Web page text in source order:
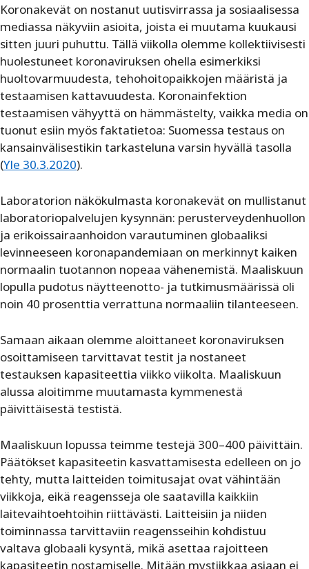
Koronakevät on nostanut uutisvirrassa ja sosiaalisessa
mediassa näkyviin asioita, joista ei muutama kuukausi
sitten juuri puhuttu. Tällä viikolla olemme kollektiivisesti
huolestuneet koronaviruksen ohella esimerkiksi
huoltovarmuudesta, tehohoitopaikkojen määristä ja
testaamisen kattavuudesta. Koronainfektion
testaamisen vähyyttä on hämmästelty, vaikka media on
tuonut esiin myös faktatietoa: Suomessa testaus on
kansainvälisestikin tarkasteluna varsin hyvällä tasolla
(Yle 30.3.2020).
Laboratorion näkökulmasta koronakevät on mullistanut
laboratoriopalvelujen kysynnän: perusterveydenhuollon
ja erikoissairaanhoidon varautuminen globaaliksi
levinneeseen koronapandemiaan on merkinnyt kaiken
normaalin tuotannon nopeaa vähenemistä. Maaliskuun
lopulla pudotus näytteenotto- ja tutkimusmäärissä oli
noin 40 prosenttia verrattuna normaaliin tilanteeseen.
Samaan aikaan olemme aloittaneet koronaviruksen
osoittamiseen tarvittavat testit ja nostaneet
testauksen kapasiteettia viikko viikolta. Maaliskuun
alussa aloitimme muutamasta kymmenestä
päivittäisestä testistä.
Maaliskuun lopussa teimme testejä 300–400 päivittäin.
Päätökset kapasiteetin kasvattamisesta edelleen on jo
tehty, mutta laitteiden toimitusajat ovat vähintään
viikkoja, eikä reagensseja ole saatavilla kaikkiin
laitevaihtoehtoihin riittävästi. Laitteisiin ja niiden
toiminnassa tarvittaviin reagensseihin kohdistuu
valtava globaali kysyntä, mikä asettaa rajoitteen
kapasiteetin nostamiselle. Mitään mystiikkaa asiaan ei